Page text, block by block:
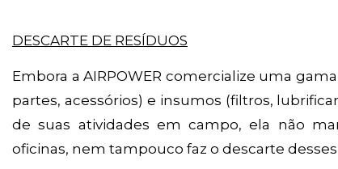
DESCARTE DE RESÍDUOS
Embora a AIRPOWER comercialize uma
partes, acessórios) e insumos (filtros,
de suas atividades em campo, ela não
oficinas, nem tampouco faz o descarte